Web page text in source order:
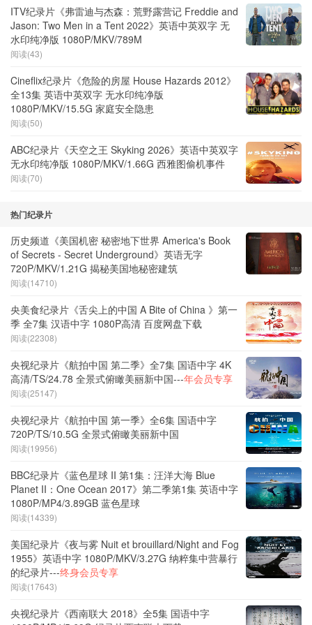
ITV纪录片《弗雷迪与杰森：荒野露营记 Freddie and
Jason: Two Men in a Tent 2022》英语中英双字 无
水印纯净版 1080P/MKV/789M
阅读(43)
Cineflix纪录片《危险的房屋 House Hazards 2012》
全13集 英语中英双字 无水印纯净版
1080P/MKV/15.5G 家庭安全隐患
阅读(50)
ABC纪录片《天空之王 Skyking 2026》英语中英双字
无水印纯净版 1080P/MKV/1.66G 西雅图偷机事件
阅读(70)
热门纪录片
历史频道《美国机密 秘密地下世界 America's Book
of Secrets - Secret Underground》英语无字
720P/MKV/1.21G 揭秘美国地秘密建筑
阅读(14710)
央美食纪录片《舌尖上的中国 A Bite of China 》第一
季 全7集 汉语中字 1080P高清 百度网盘下载
阅读(22308)
央视纪录片《航拍中国 第二季》全7集 国语中字 4K
高清/TS/24.78 全景式俯瞰美丽新中国---年会员专享
阅读(25147)
央视纪录片《航拍中国 第一季》全6集 国语中字
720P/TS/10.5G 全景式俯瞰美丽新中国
阅读(19956)
BBC纪录片《蓝色星球 II 第1集：汪洋大海 Blue
Planet II：One Ocean 2017》第二季第1集 英语中字
1080P/MP4/3.89GB 蓝色星球
阅读(14339)
美国纪录片《夜与雾 Nuit et brouillard/Night and Fog
1955》英语中字 1080P/MKV/3.27G 纳粹集中营暴行
的纪录片---终身会员专享
阅读(17643)
央视纪录片《西南联大 2018》全5集 国语中字